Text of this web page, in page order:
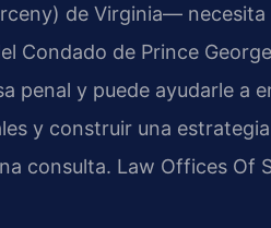
de Virginia— necesita
Condado de Prince
penal y puede ayudarle a
y construir una
consulta. Law Offices Of